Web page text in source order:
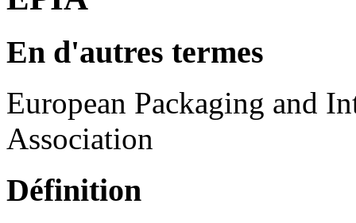
En d'autres termes
European Packaging and
Association
Définition